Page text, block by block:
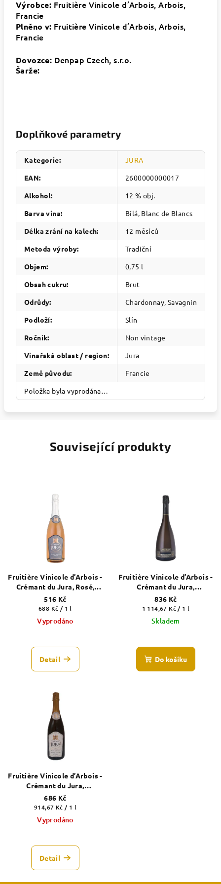
Výrobce: Fruitière Vinicole d’Arbois, Arbois,
Francie
Plněno v: Fruitière Vinicole d’Arbois, Arbois,
Francie
Dovozce: Denpap Czech, s.r.o.
Šarže:
Doplňkové parametry
Kategorie:
JURA
EAN:
2600000000017
Alkohol:
12 % obj.
Barva vína:
Bílá, Blanc de Blancs
Délka zrání na kalech:
12 měsíců
Metoda výroby:
Tradiční
Objem:
0,75 l
Obsah cukru:
Brut
Odrůdy:
Chardonnay, Savagnin
Podloží:
Slín
Ročník:
Non vintage
Vinařská oblast / region:
Jura
Země původu:
Francie
Položka byla vyprodána…
Související produkty
Fruitière Vinicole d’Arbois -
Crémant du Jura, Rosé,
Brut
516 Kč
Měrná
cena:
688 Kč / 1 l
Vyprodáno
Detail
Fruitière Vinicole d’Arbois -
Crémant du Jura,
MONTBOISIE, Blanc, Brut
(2019)
836 Kč
Měrná
cena:
1 114,67 Kč / 1 l
Skladem
hodnocení
produktu
Do košíku
Fruitière Vinicole d’Arbois -
Crémant du Jura,
Chardonnay, Blanc de
Blancs, Brut
686 Kč
Měrná
cena:
914,67 Kč / 1 l
Vyprodáno
Detail